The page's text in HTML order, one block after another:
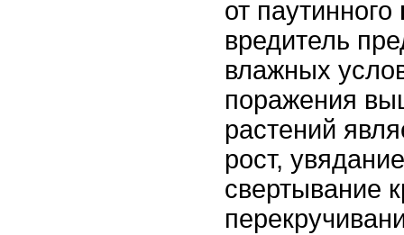
от паутинного
вредитель
влажных
поражения
растений
рост,
свертывание